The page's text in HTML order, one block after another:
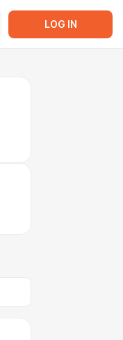
LOG IN